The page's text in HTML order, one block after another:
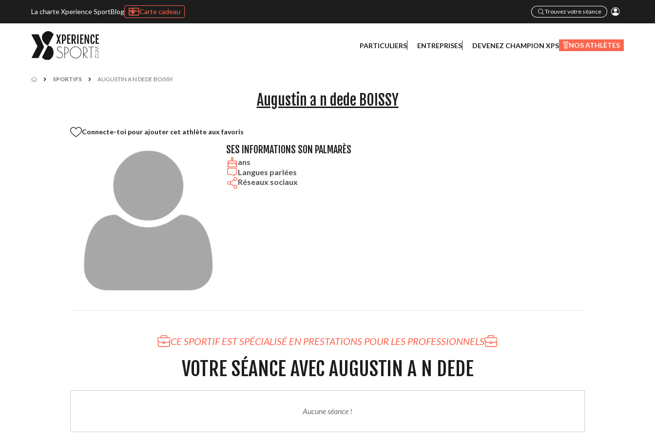
La charte Xperience SportBlog Carte cadeau Trouvez votre séance
PARTICULIERS ENTREPRISES DEVENEZ CHAMPION XPS NOS ATHLÈTES
SPORTIFS AUGUSTIN A N DEDE BOISSY
Augustin a n dede BOISSY
Connecte-toi pour ajouter cet athlète aux favoris
SES INFORMATIONS
ans
Langues parlées
Réseaux sociaux
SON PALMARÈS
CE SPORTIF EST SPÉCIALISÉ EN PRESTATIONS POUR LES PROFESSIONNELS
VOTRE SÉANCE AVEC AUGUSTIN A N DEDE
Aucune séance !